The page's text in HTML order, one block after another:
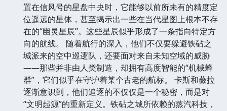
置在信风号的星盘中央时，它能够以前所未有的精度定
位遥远的星体，甚至揭示出一些在当代星图上根本不存
在的“幽灵星辰”。这些星辰似乎形成了一条指向特定方
向的航线。 随着航行的深入，他们不仅要躲避铁砧之
城派来的空中巡逻队，还要面对来自未知空域的威胁
——那些并非由人类制造，却拥有高度智能的“机械蜂
群”，它们似乎在守护着某个古老的航标。 卡斯和薇拉
逐渐意识到，他们追逐的不仅仅是一个秘密，而是对
“文明起源”的重新定义。铁砧之城所依赖的蒸汽科技，